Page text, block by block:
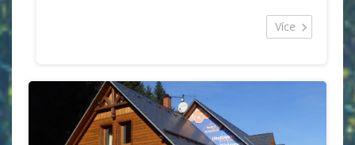
restauraci najdete spoustu starých a zajímavých
na penzion s ubytováním v Krušných horách.
Více